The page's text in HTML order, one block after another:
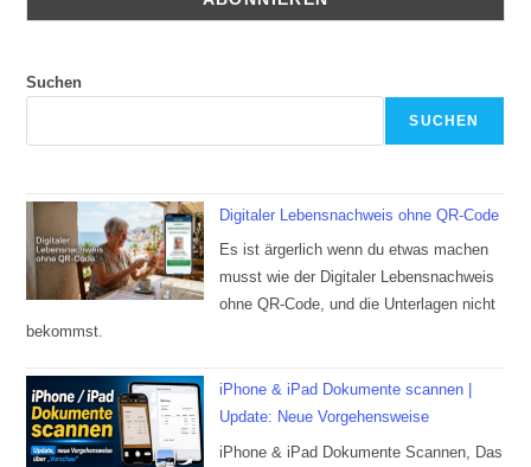
Suchen
SUCHEN
Digitaler Lebensnachweis ohne QR-Code
Es ist ärgerlich wenn du etwas machen
musst wie der Digitaler Lebensnachweis
ohne QR-Code, und die Unterlagen nicht
bekommst.
iPhone & iPad Dokumente scannen |
Update: Neue Vorgehensweise
iPhone & iPad Dokumente Scannen, Das